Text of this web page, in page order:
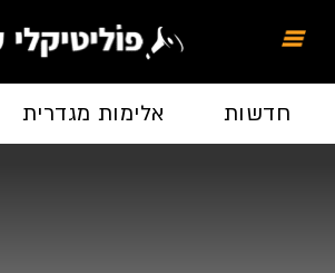
חדשות אלימות מגדרית